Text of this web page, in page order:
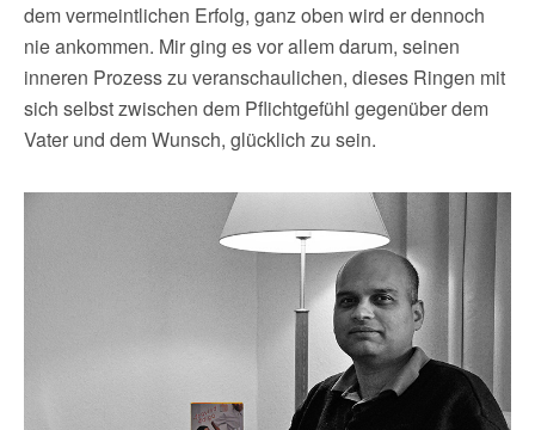
dem vermeintlichen Erfolg, ganz oben wird er dennoch
nie ankommen. Mir ging es vor allem darum, seinen
inneren Prozess zu veranschaulichen, dieses Ringen mit
sich selbst zwischen dem Pflichtgefühl gegenüber dem
Vater und dem Wunsch, glücklich zu sein.